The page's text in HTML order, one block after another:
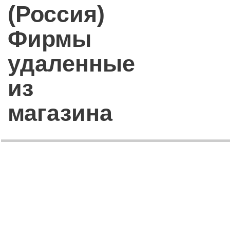
(Россия)
Фирмы
удаленные
из
магазина